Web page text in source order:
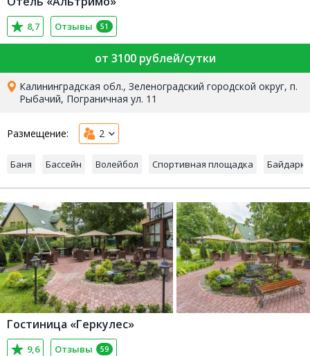
8,7 Отзывы 51
от 3100 рублей/сутки
Калининградская обл., Зеленоградский городской округ, п.
Рыбачий, Пограничная ул. 11
Размещение: 2
Баня Бассейн Волейбол Спортивная площадка Байдарки
Гостиница «Геркулес»
9,6 Отзывы 59